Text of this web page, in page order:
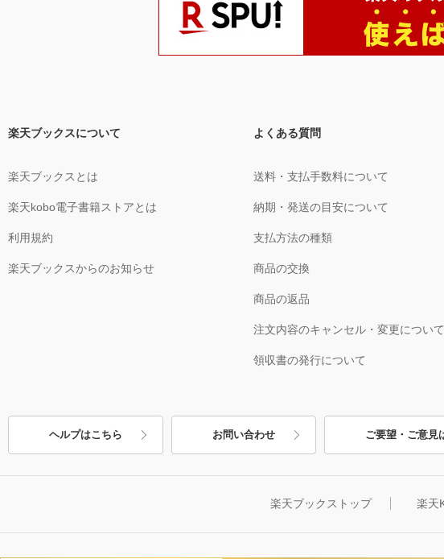
楽天ブックスについて
楽天ブックスとは
楽天kobo電子書籍ストアとは
利用規約
楽天ブックスからのお知らせ
よくある質問
送料・支払手数料について
納期・発送の目安について
支払方法の種類
商品の交換
商品の返品
注文内容のキャンセル・変更について
領収書の発行について
ヘルプはこちら お問い合わせ ご要望・ご意見
楽天ブックストップ 楽天